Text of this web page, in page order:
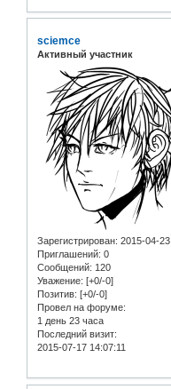
sciemce
Активный участник
Зарегистрирован: 2015-04-23
Приглашений: 0
Сообщений: 120
Уважение: [+0/-0]
Позитив: [+0/-0]
Провел на форуме:
1 день 23 часа
Последний визит:
2015-07-17 14:07:11